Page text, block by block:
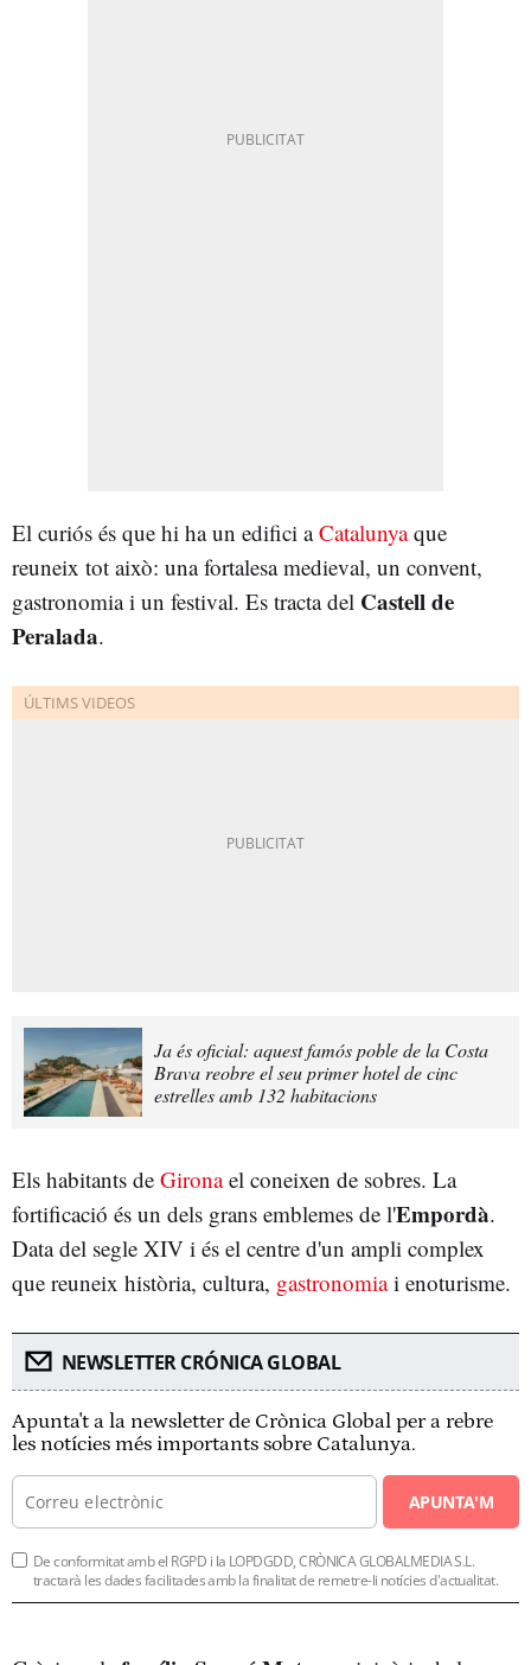
El curiós és que hi ha un edifici aCatalunyaque
reuneix tot això: una fortalesa medieval, un convent,
gastronomia i un festival. Es tracta del Castell de
Peralada.
Ja és oficial: aquest famós poble de la Costa
Brava reobre el seu primer hotel de cinc
estrelles amb 132 habitacions
Els habitants de Gironael coneixen de sobres. La
fortificació és un dels grans emblemes de l'Empordà.
Data del segle XIV i és el centre d'un ampli complex
que reuneix història, cultura, gastronomiai enoturisme.
NEWSLETTER CRÓNICA GLOBAL
Apunta't a la newsletter de Crònica Global per a rebre
les notícies més importants sobre Catalunya.
APUNTA'M
De conformitat amb el RGPD i la LOPDGDD, CRÒNICA GLOBALMEDIA S.L.
tractarà les dades facilitades amb la finalitat de remetre-li notícies d'actualitat.